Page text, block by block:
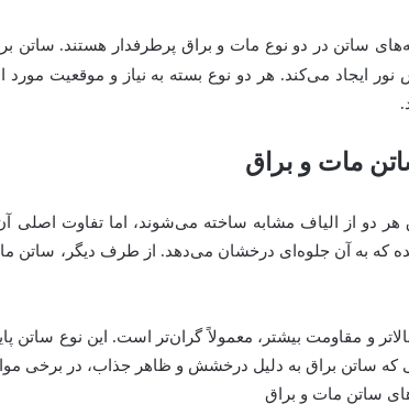
ساتن در دو نوع مات و براق پرطرفدار هستند.
ایجاد می‌کند. هر دو نوع بسته به نیاز و موقعیت
مات و براق
دو از الیاف مشابه ساخته می‌شوند، اما تفاوت اصلی
که به آن جلوه‌ای درخشان می‌دهد. از طرف دیگر، ساتن مات
و مقاومت بیشتر، معمولاً گران‌تر است. این نوع ساتن
ساتن براق به دلیل درخشش و ظاهر جذاب، در برخی
ساتن مات و براق